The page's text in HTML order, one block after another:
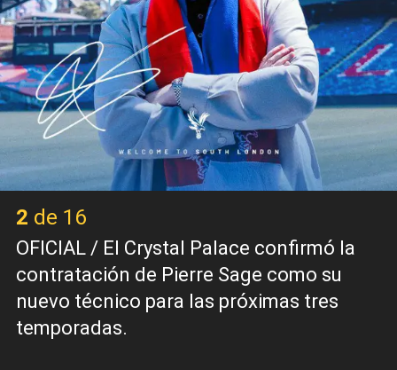
2 de 16
OFICIAL / El Crystal Palace confirmó la
contratación de Pierre Sage como su
nuevo técnico para las próximas tres
temporadas.